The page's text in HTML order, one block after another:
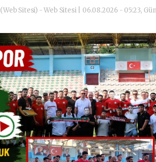
(Web Sitesi) - Web Sitesi | 06.08.2026 - 05:23,